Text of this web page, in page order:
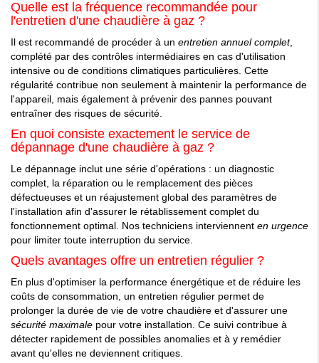
Quelle est la fréquence recommandée pour
l'entretien d'une chaudière à gaz ?
Il est recommandé de procéder à un entretien annuel complet,
complété par des contrôles intermédiaires en cas d'utilisation
intensive ou de conditions climatiques particulières. Cette
régularité contribue non seulement à maintenir la performance de
l'appareil, mais également à prévenir des pannes pouvant
entraîner des risques de sécurité.
En quoi consiste exactement le service de
dépannage d'une chaudière à gaz ?
Le dépannage inclut une série d'opérations : un diagnostic
complet, la réparation ou le remplacement des pièces
défectueuses et un réajustement global des paramètres de
l'installation afin d'assurer le rétablissement complet du
fonctionnement optimal. Nos techniciens interviennent en urgence
pour limiter toute interruption du service.
Quels avantages offre un entretien régulier ?
En plus d'optimiser la performance énergétique et de réduire les
coûts de consommation, un entretien régulier permet de
prolonger la durée de vie de votre chaudière et d'assurer une
sécurité maximale pour votre installation. Ce suivi contribue à
détecter rapidement de possibles anomalies et à y remédier
avant qu'elles ne deviennent critiques.